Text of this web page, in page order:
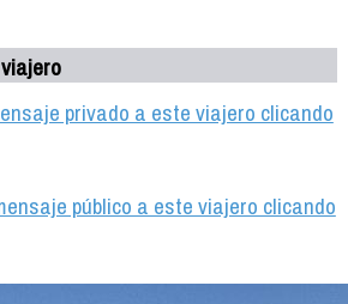
privado a este viajero clicando
público a este viajero clicando